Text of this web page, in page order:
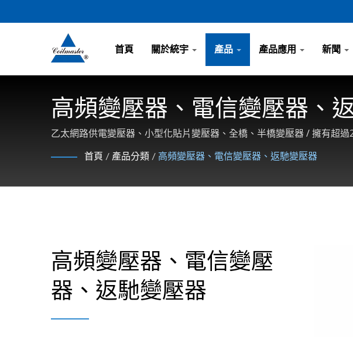
首頁 關於統宇 產品 產品應用 新聞
高頻變壓器、電信變壓器、
乙太網路供電變壓器、小型化貼片變壓器、全橋、半橋變壓器 / 擁有超
首頁 / 產品分類 / 高頻變壓器、電信變壓器、返馳變壓器
高頻變壓器、電信變壓
器、返馳變壓器